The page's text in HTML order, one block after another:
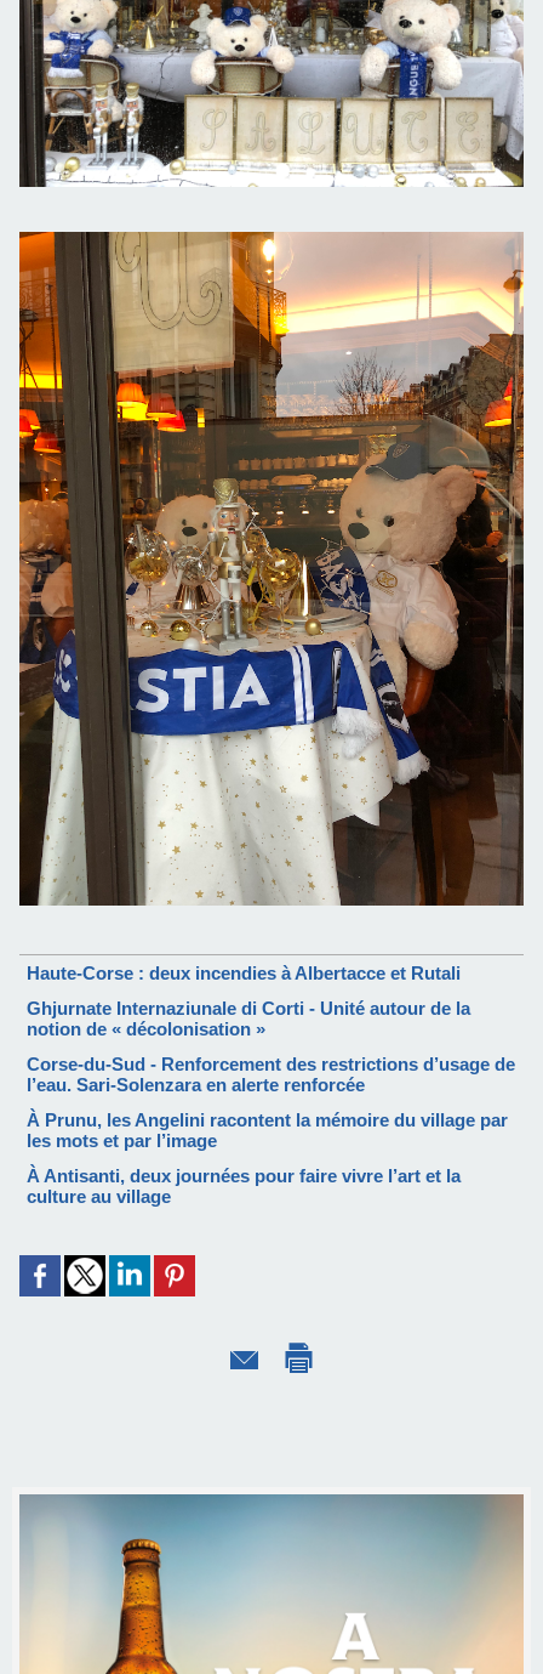
Haute-Corse : deux incendies à Albertacce et Rutali
Ghjurnate Internaziunale di Corti - Unité autour de la
notion de « décolonisation »
Corse-du-Sud - Renforcement des restrictions d’usage de
l’eau. Sari-Solenzara en alerte renforcée
À Prunu, les Angelini racontent la mémoire du village par
les mots et par l’image
À Antisanti, deux journées pour faire vivre l’art et la
culture au village